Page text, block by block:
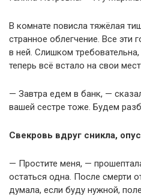
В комнате повисла тяжёлая
странное облегчение. Все эти
в ней. Слишком
теперь всё встало на свои
— Завтра едем в банк, —
вашей сестре тоже. Будем
Свекровь вдруг сникла,
— Простите меня, —
остаться одна. После смерти
думала, если буду нужной,